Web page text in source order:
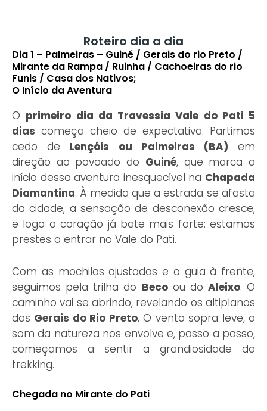
Roteiro dia a dia
Dia 1 – Palmeiras – Guiné / Gerais do rio Preto /
Mirante da Rampa / Ruinha / Cachoeiras do rio
Funis / Casa dos Nativos;
O Início da Aventura
O primeiro dia da Travessia Vale do Pati 5
dias começa cheio de expectativa. Partimos
cedo de Lençóis ou Palmeiras (BA) em
direção ao povoado do Guiné, que marca o
início dessa aventura inesquecível na Chapada
Diamantina. À medida que a estrada se afasta
da cidade, a sensação de desconexão cresce,
e logo o coração já bate mais forte: estamos
prestes a entrar no Vale do Pati.
Com as mochilas ajustadas e o guia à frente,
seguimos pela trilha do Becoou do Aleixo. O
caminho vai se abrindo, revelando os altiplanos
dos Gerais do Rio Preto. O vento sopra leve, o
som da natureza nos envolve e, passo a passo,
começamos a sentir a grandiosidade do
trekking.
Chegada no Mirante do Pati